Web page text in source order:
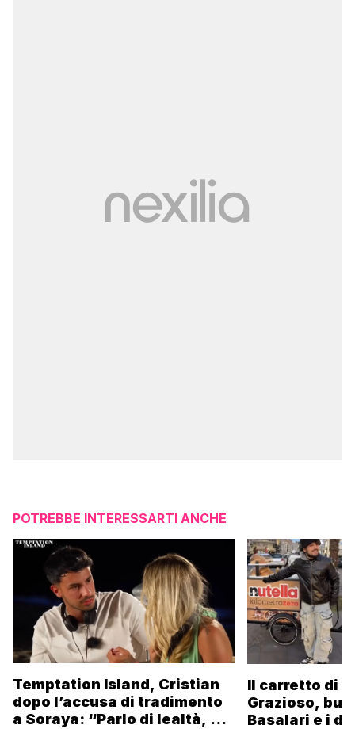
POTREBBE INTERESSARTI ANCHE
Temptation Island, Cristian
dopo l’accusa di tradimento
a Soraya: “Parlo di lealtà, ma
Il carretto di
Grazioso,
Basalari e i